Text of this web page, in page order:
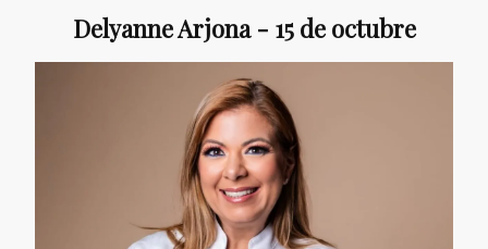
Delyanne Arjona - 15 de octubre